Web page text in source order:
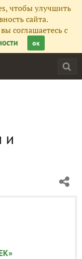
чтобы улучшить
сайта.
соглашаетесь с
ок
и